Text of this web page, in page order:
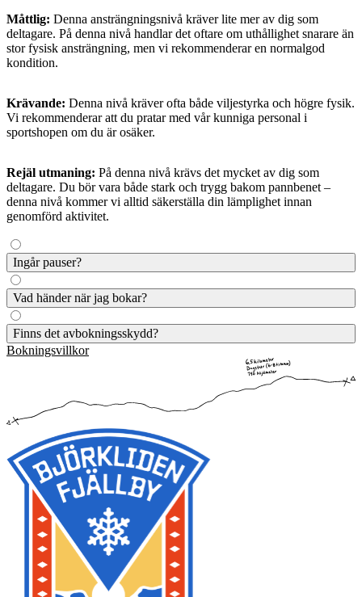
Måttlig: Denna ansträngningsnivå kräver lite mer av dig som
deltagare. På denna nivå handlar det oftare om uthållighet snarare än
stor fysisk ansträngning, men vi rekommenderar en normalgod
kondition.
Krävande: Denna nivå kräver ofta både viljestyrka och högre fysik.
Vi rekommenderar att du pratar med vår kunniga personal i
sportshopen om du är osäker.
Rejäl utmaning: På denna nivå krävs det mycket av dig som
deltagare. Du bör vara både stark och trygg bakom pannbenet –
denna nivå kommer vi alltid säkerställa din lämplighet innan
genomförd aktivitet.
Ingår pauser?
Beroende på aktiviteten ingår pauser eller inte, men vi kan alltid se
till att ta en paus om du behöver.
Vad händer när jag bokar?
När du bokat kommer aktiviteten in i vårt system och du får en
bekräftelse på din bokning. I bokningsbekräftelsen får du mer
information.
Finns det avbokningsskydd?
På våra guidade aktiviteter har vi inget specifikt avbokningsskydd,
men alla aktiviteter som avbokas 29 dagar från datumet för
aktivitetens genomförande ger full återbetalning, fram till 24h innan
genomförande ges 10% återbetalning. Inom 24h eller vid no-show
utgår ingen återbetalning om inget annat angivits som att betalningen
är bindande vid exempelvis specifika kurser.
Bokningsvillkor